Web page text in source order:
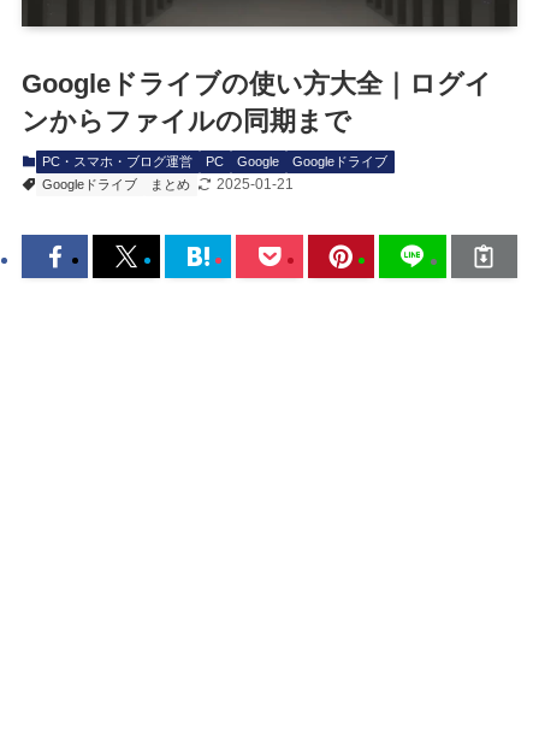
Googleドライブの使い方大全｜ログイ
ンからファイルの同期まで
PC・スマホ・ブログ運営 PC Google
Googleドライブ
Googleドライブ
まとめ 2025-01-21